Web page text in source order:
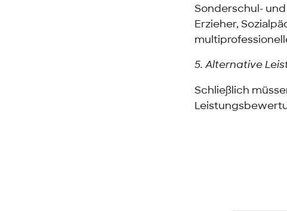
Sonderschul-
Erzieher,
5. Alternative
Schließlich